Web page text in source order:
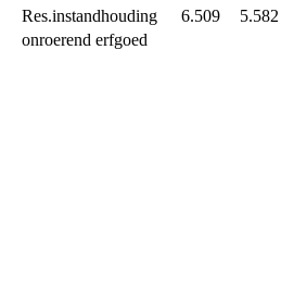
Res.instandhouding
onroerend erfgoed
6.509 5.582